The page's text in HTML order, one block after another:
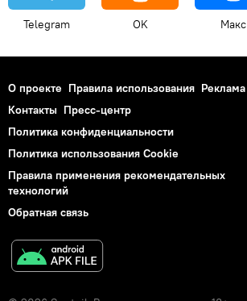
Telegram OK Макс
О проекте Правила использования Реклама
Контакты Пресс-центр
Политика конфиденциальности
Политика использования Cookie
Правила применения рекомендательных
технологий
Обратная связь